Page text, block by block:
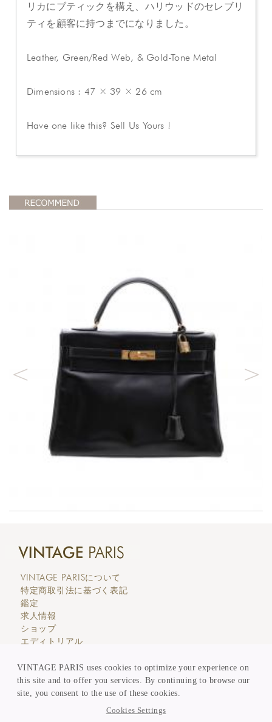
VINTAGE PARIS uses cookies to optimize your experience on
this site and to offer you services. By continuing to browse our
site, you consent to the use of these cookies.
Cookies Settings
リカにブティックを構え、ハリウッドのセレブリ
ティを顧客に持つまでになりました。
Leather, Green/Red Web, & Gold-Tone Metal
Dimensions : 47 × 39 × 26 cm
Have one like this? Sell Us Yours !
VINTAGE PARISについて
特定商取引法に基づく表記
鑑定
求人情報
ショップ
エディトリアル
価格表示
買取 & 委託販売
メンバー登録